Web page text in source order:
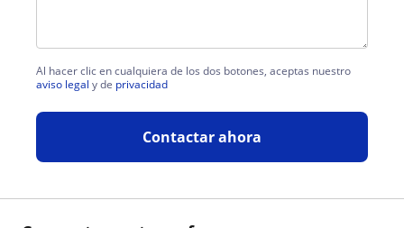
Al hacer clic en cualquiera de los dos botones, aceptas nuestro
aviso legal y de privacidad
Contactar ahora